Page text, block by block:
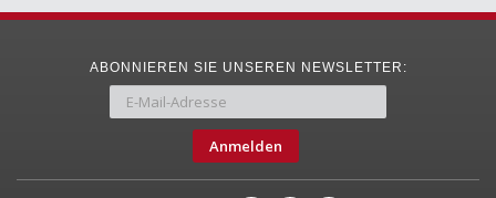
ABONNIEREN SIE UNSEREN NEWSLETTER:
Anmelden